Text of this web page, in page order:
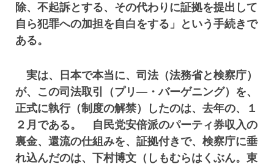
除、不起訴とする、その代わりに証拠を提出して
自ら犯罪への加担を自白をする」という手続きで
ある。
実は、日本で本当に、司法（法務省と検察庁）
が、この司法取引（プリ―・バーゲニング）を、
正式に執行（制度の解禁）したのは、去年の、１
２月である。 自民党安倍派のパーティ券収入の
裏金、還流の仕組みを、証拠付きで、検察庁に垂
れ込んだのは、下村博文（しもむらはくぶん。東